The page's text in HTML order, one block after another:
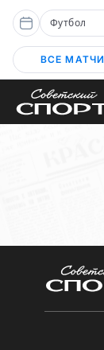
Футбол
ВСЕ МАТЧИ